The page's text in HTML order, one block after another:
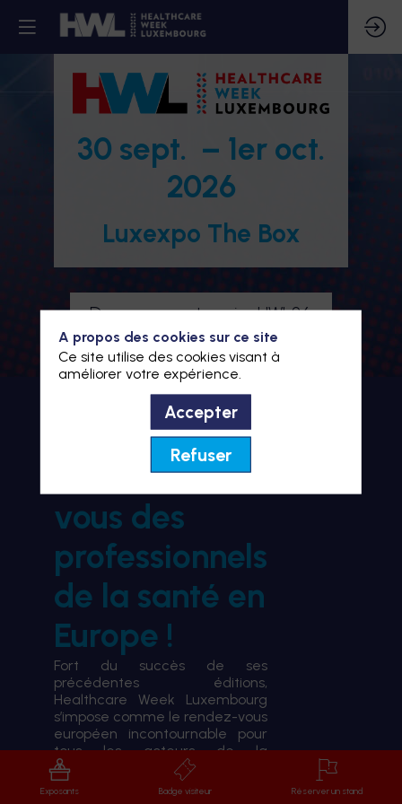
30 sept. – 1er oct.
2026
Luxexpo The Box
Devenez partenaire HWL26
Je m'inscris à HWL26
BIENVENUE À HWL26
le rendez-
vous des
professionnels
de la santé en
Europe !
Fort du succès de ses
précédentes éditions,
Healthcare Week Luxembourg
s’impose comme le rendez-vous
européen incontournable pour
tous les acteurs de la
transformation du système de
santé.
Exposants Badge visiteur Réserver un stand
A propos des cookies sur ce site
Ce site utilise des cookies visant à
améliorer votre expérience.
Accepter
Refuser